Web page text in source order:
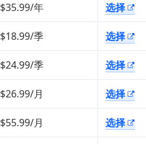
$35.99/年 选择
$18.99/季 选择
$24.99/季 选择
$26.99/月 选择
$55.99/月 选择